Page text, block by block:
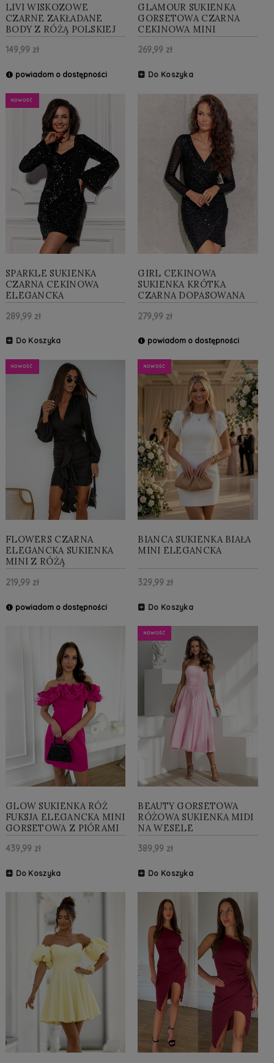
LIVI WISKOZOWE
CZARNE ZAKŁADANE
BODY Z RÓŻĄ POLSKIEJ
PRODUKCJI
149,99 zł
powiadom o dostępności
GLAMOUR SUKIENKA
GORSETOWA CZARNA
CEKINOWA MINI
269,99 zł
Do Koszyka
SPARKLE SUKIENKA
CZARNA CEKINOWA
ELEGANCKA
289,99 zł
Do Koszyka
NOWOŚĆ
GIRL CEKINOWA
SUKIENKA KRÓTKA
CZARNA DOPASOWANA
279,99 zł
powiadom o dostępności
FLOWERS CZARNA
ELEGANCKA SUKIENKA
MINI Z RÓŻĄ
219,99 zł
powiadom o dostępności
NOWOŚĆ
BIANCA SUKIENKA BIAŁA
MINI ELEGANCKA
329,99 zł
Do Koszyka
NOWOŚĆ
GLOW SUKIENKA RÓŻ
FUKSJA ELEGANCKA MINI
GORSETOWA Z PIÓRAMI
439,99 zł
Do Koszyka
BEAUTY GORSETOWA
RÓŻOWA SUKIENKA MIDI
NA WESELE
389,99 zł
Do Koszyka
NOWOŚĆ